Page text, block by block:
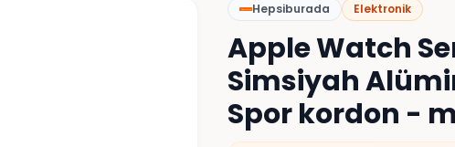
Hepsiburada Elektronik
Apple Watch
Simsiyah
Spor kordon -